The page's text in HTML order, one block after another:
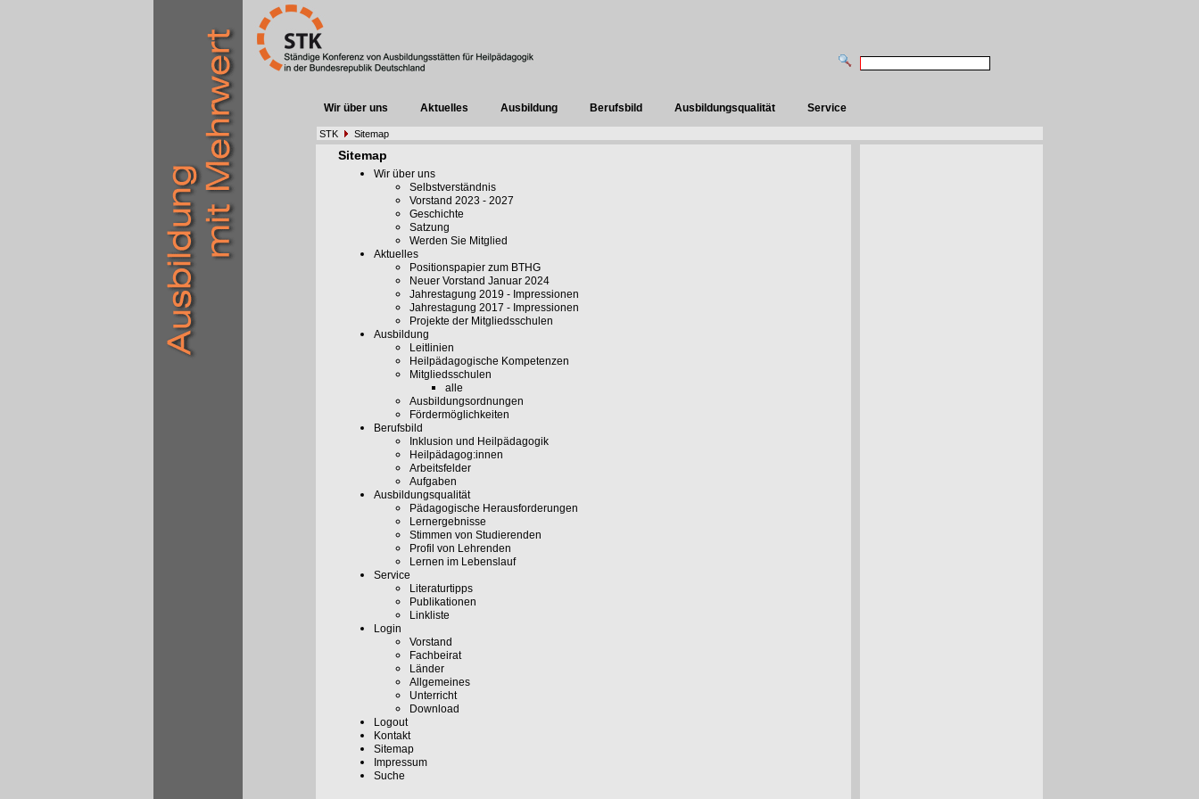
Wir über uns Aktuelles Ausbildung Berufsbild Ausbildungsqualität Service
STK Sitemap
Sitemap
Wir über uns
Selbstverständnis
Vorstand 2023 - 2027
Geschichte
Satzung
Werden Sie Mitglied
Aktuelles
Positionspapier zum BTHG
Neuer Vorstand Januar 2024
Jahrestagung 2019 - Impressionen
Jahrestagung 2017 - Impressionen
Projekte der Mitgliedsschulen
Ausbildung
Leitlinien
Heilpädagogische Kompetenzen
Mitgliedsschulen
alle
Ausbildungsordnungen
Fördermöglichkeiten
Berufsbild
Inklusion und Heilpädagogik
Heilpädagog:innen
Arbeitsfelder
Aufgaben
Ausbildungsqualität
Pädagogische Herausforderungen
Lernergebnisse
Stimmen von Studierenden
Profil von Lehrenden
Lernen im Lebenslauf
Service
Literaturtipps
Publikationen
Linkliste
Login
Vorstand
Fachbeirat
Länder
Allgemeines
Unterricht
Download
Logout
Kontakt
Sitemap
Impressum
Suche